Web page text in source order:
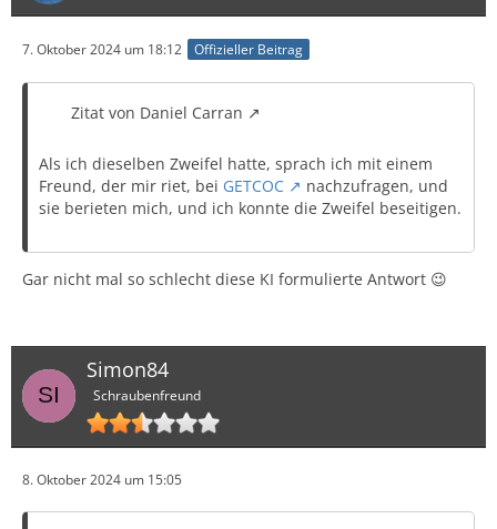
7. Oktober 2024 um 18:12 Offizieller Beitrag
Zitat von Daniel Carran
Als ich dieselben Zweifel hatte, sprach ich mit einem
Freund, der mir riet, bei GETCOC
nachzufragen, und
sie berieten mich, und ich konnte die Zweifel beseitigen.
Gar nicht mal so schlecht diese KI formulierte Antwort 😉
Simon84
Schraubenfreund
8. Oktober 2024 um 15:05